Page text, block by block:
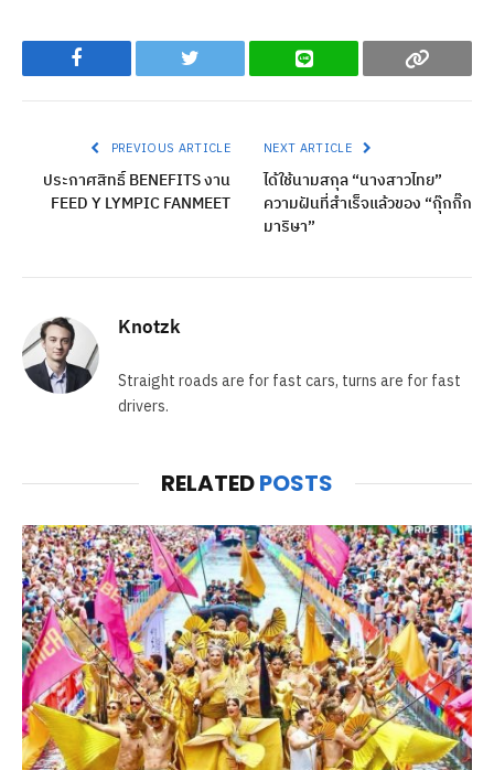
Facebook Twitter Line Copy
PREVIOUS ARTICLE
ประกาศสิทธิ์ BENEFITS งาน
FEED Y LYMPIC FANMEET
NEXT ARTICLE
ได้ใช้นามสกุล “นางสาวไทย”
ความฝันที่สำเร็จแล้วของ “กุ๊กกิ๊ก
มาริษา”
Knotzk
Straight roads are for fast cars, turns are for fast
drivers.
RELATEDPOSTS